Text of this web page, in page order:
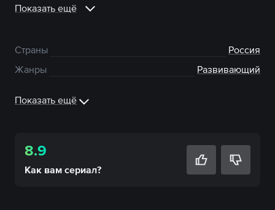
Показать ещё
Страны
Россия
Жанры
Развивающий
Показать ещё
8.9
Как вам сериал?